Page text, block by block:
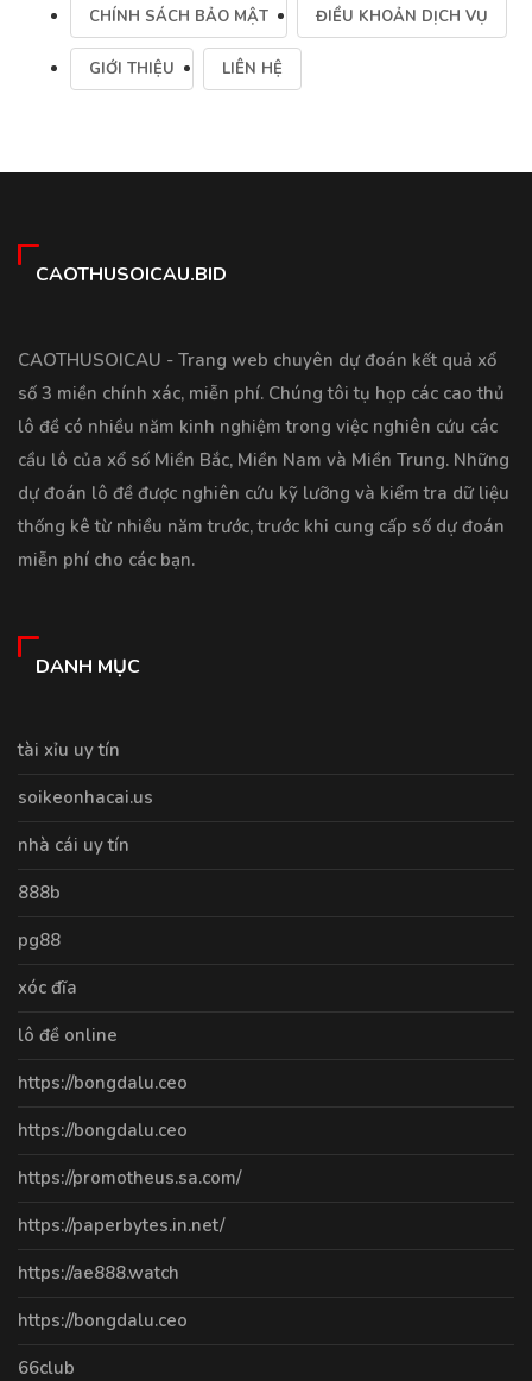
CHÍNH SÁCH BẢO MẬT ĐIỀU KHOẢN DỊCH VỤ
GIỚI THIỆU LIÊN HỆ
CAOTHUSOICAU.BID
CAOTHUSOICAU - Trang web chuyên dự đoán kết quả xổ
số 3 miền chính xác, miễn phí. Chúng tôi tụ họp các cao thủ
lô đề có nhiều năm kinh nghiệm trong việc nghiên cứu các
cầu lô của xổ số Miền Bắc, Miền Nam và Miền Trung. Những
dự đoán lô đề được nghiên cứu kỹ lưỡng và kiểm tra dữ liệu
thống kê từ nhiều năm trước, trước khi cung cấp số dự đoán
miễn phí cho các bạn.
DANH MỤC
tài xỉu uy tín
soikeonhacai.us
nhà cái uy tín
888b
pg88
xóc đĩa
lô đề online
https://bongdalu.ceo
https://bongdalu.ceo
https://promotheus.sa.com/
https://paperbytes.in.net/
https://ae888.watch
https://bongdalu.ceo
66club